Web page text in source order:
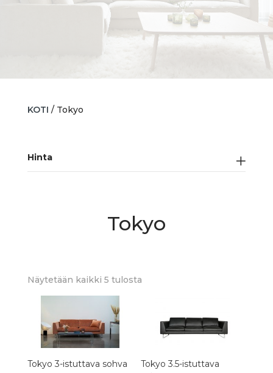
KOTI / Tokyo
Hinta
Tokyo
Näytetään kaikki 5 tulostaSorted
Tokyo 3-istuttava sohva
Tokyo 3.5-istuttava